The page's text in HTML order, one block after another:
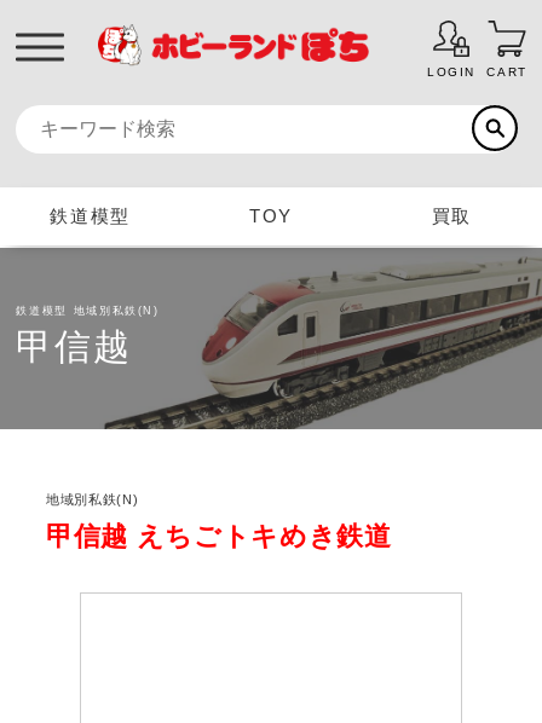
LOGIN CART
鉄道模型 TOY 買取
鉄道模型 地域別私鉄(N)
甲信越
地域別私鉄(N)
甲信越 えちごトキめき鉄道